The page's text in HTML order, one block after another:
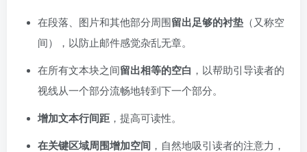
在段落、图片和其他部分周围留出足够的衬垫 （又称空
间），以防止邮件感觉杂乱无章。
在所有文本块之间留出相等的空白 ，以帮助引导读者的
视线从一个部分流畅地转到下一个部分。
增加文本行间距 ，提高可读性。
在关键区域周围增加空间 ，自然地吸引读者的注意力，